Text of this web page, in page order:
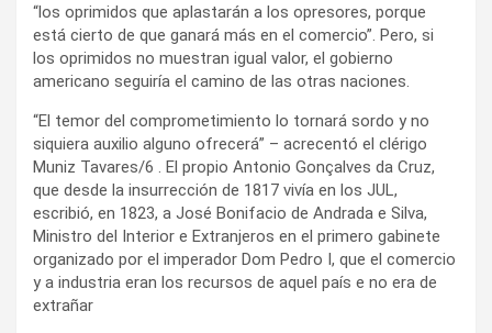
“los oprimidos que aplastarán a los opresores, porque
está cierto de que ganará más en el comercio”. Pero, si
los oprimidos no muestran igual valor, el gobierno
americano seguiría el camino de las otras naciones.
“El temor del comprometimiento lo tornará sordo y no
siquiera auxilio alguno ofrecerá” – acrecentó el clérigo
Muniz Tavares/6 . El propio Antonio Gonçalves da Cruz,
que desde la insurrección de 1817 vivía en los JUL,
escribió, en 1823, a José Bonifacio de Andrada e Silva,
Ministro del Interior e Extranjeros en el primero gabinete
organizado por el imperador Dom Pedro I, que el comercio
y a industria eran los recursos de aquel país e no era de
extrañar